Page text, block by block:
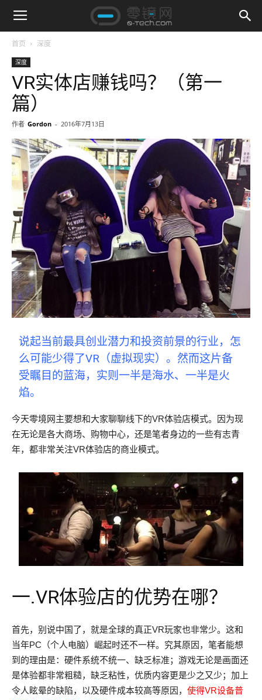
首页 深度
深度
VR实体店赚钱吗？（第一
篇）
作者 Gordon - 2016年7月13日
说起当前最具创业潜力和投资前景的行业，怎
么可能少得了VR（虚拟现实）。然而这片备
受瞩目的蓝海，实则一半是海水、一半是火
焰。
今天零境网主要想和大家聊聊线下的VR体验店模式。因为现
在无论是各大商场、购物中心，还是笔者身边的一些有志青
年，都非常关注VR体验店的商业模式。
一.VR体验店的优势在哪？
首先，别说中国了，就是全球的真正VR玩家也非常少。这和
当年PC（个人电脑）崛起时还不一样。究其原因，笔者能想
到的理由是：硬件系统不统一、缺乏标准；游戏无论是画面还
是体验都非常粗糙，缺乏粘性，优质内容更是少之又少；加上
令人眩晕的缺陷，以及硬件成本较高等原因， 使得VR设备普